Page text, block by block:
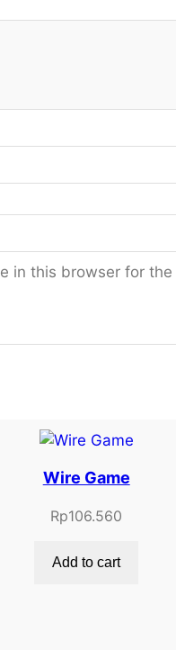
in this browser for
Wire Game
Rp106.560
Add to cart